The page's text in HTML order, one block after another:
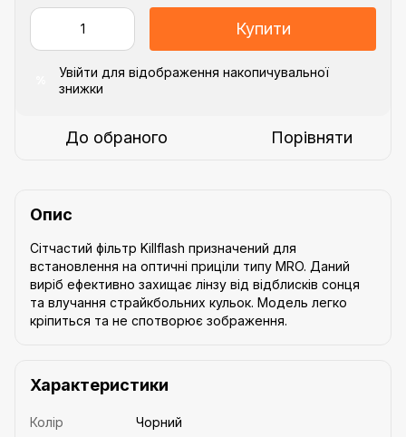
Купити
Увійти для відображення накопичувальної
знижки
До обраного Порівняти
Опис
Сітчастий фільтр Killflash призначений для
встановлення на оптичні приціли типу MRO. Даний
виріб ефективно захищає лінзу від відблисків сонця
та влучання страйкбольних кульок. Модель легко
кріпиться та не спотворює зображення.
Характеристики
Колір
Чорний